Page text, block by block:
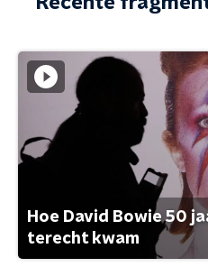
Hoe David Bowie 50
terecht kwam